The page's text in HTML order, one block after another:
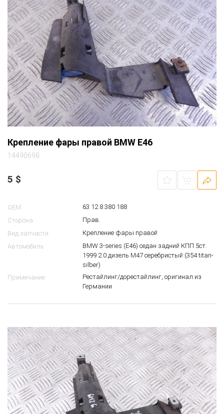
Крепление фары правой BMW E46
14490698
5 $
OEM
63 12 8 380 188
Сторона
Прав.
Вид запчасти
Крепление фары правой
Автомобиль
BMW 3-series (E46) седан задний КПП 5ст.
1999 2.0 дизель M47 серебристый (354 titan-
silber)
Примечание
Рестайлинг/дорестайлинг, оригинал из
Германии